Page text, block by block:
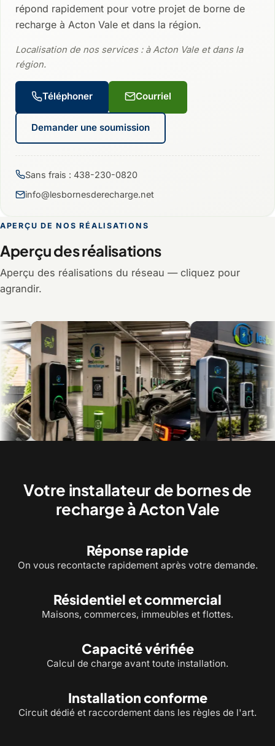
répond rapidement pour votre projet de borne de
recharge à Acton Vale et dans la région.
Localisation de nos services : à Acton Vale et dans la
région.
Téléphoner Courriel
Demander une soumission
Sans frais : 438-230-0820
info@lesbornesderecharge.net
APERÇU DE NOS RÉALISATIONS
Aperçu des réalisations
Aperçu des réalisations du réseau — cliquez pour
agrandir.
Votre installateur de bornes de
recharge à Acton Vale
Réponse rapide
On vous recontacte rapidement après votre demande.
Résidentiel et commercial
Maisons, commerces, immeubles et flottes.
Capacité vérifiée
Calcul de charge avant toute installation.
Installation conforme
Circuit dédié et raccordement dans les règles de l'art.